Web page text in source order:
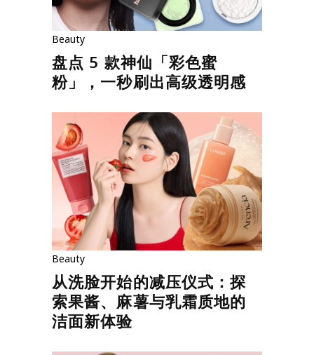
Beauty
盘点 5 款神仙「彩色蜜
粉」，一秒刷出高级透明感
Beauty
从洗脸开始的减压仪式：探
索果酱、麻薯与乳霜质地的
洁面新体验